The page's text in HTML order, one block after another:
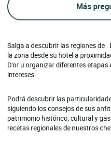
Más
Salga a descubrir las regiones de
la zona desde su hotel a
D'or u organizar diferentes
intereses.
Podrá descubrir las
siguiendo los consejos de sus
patrimonio histórico, cultural y
recetas regionales de nuestros